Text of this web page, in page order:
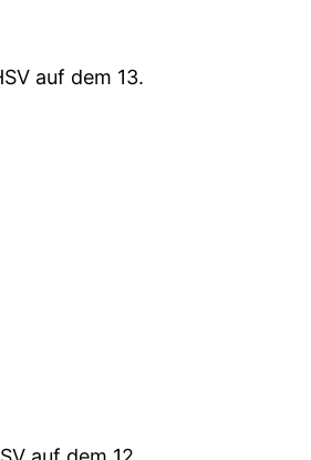
auf dem 13.